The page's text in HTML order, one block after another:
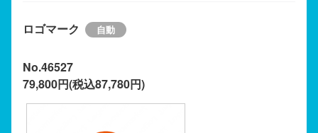
ロゴマーク
No.46527
79,800円(税込87,780円)